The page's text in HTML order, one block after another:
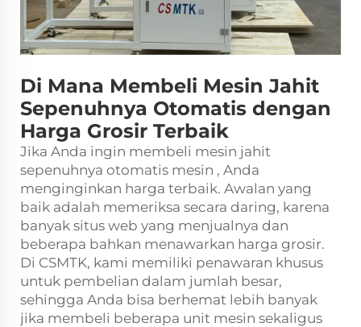
Di Mana Membeli Mesin Jahit
Sepenuhnya Otomatis dengan
Harga Grosir Terbaik
Jika Anda ingin membeli mesin jahit
sepenuhnya otomatis mesin , Anda
menginginkan harga terbaik. Awalan yang
baik adalah memeriksa secara daring, karena
banyak situs web yang menjualnya dan
beberapa bahkan menawarkan harga grosir.
Di CSMTK, kami memiliki penawaran khusus
untuk pembelian dalam jumlah besar,
sehingga Anda bisa berhemat lebih banyak
jika membeli beberapa unit mesin sekaligus